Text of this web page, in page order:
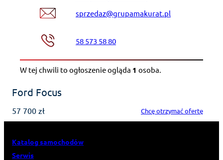
sprzedaz@grupamakurat.pl
58 573 58 80
W tej chwili to ogłoszenie ogląda 1 osoba.
Ford Focus
57 700 zł Chcę otrzymać ofertę
Katalog samochodów
Serwis